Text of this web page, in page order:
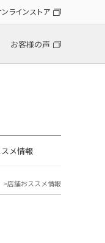
ンラインストア
お客様の声
メ情報
店舗おススメ情報